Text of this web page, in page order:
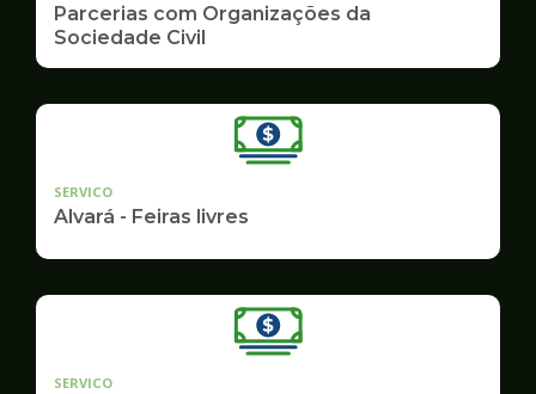
Parcerias com Organizações da
Sociedade Civil
SERVICO
Alvará - Feiras livres
SERVICO